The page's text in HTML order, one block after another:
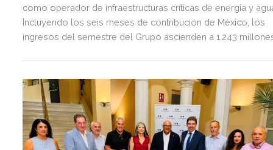
como operador de infraestructuras críticas de energía y
Incluyendo los seis meses de contribución de México, los
ingresos del semestre del Grupo ascienden a 1.243